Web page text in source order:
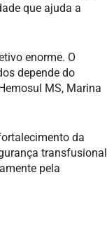
que ajuda a
enorme. O
depende do
MS, Marina
da
transfusional
pela